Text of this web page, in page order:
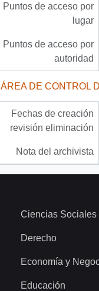
Puntos de acceso por
lugar
Puntos de acceso por
autoridad
ÁREA DE CONTROL
Fechas de creación
revisión eliminación
Nota del archivista
Ciencias Sociales
Derecho
Economía y
Educación